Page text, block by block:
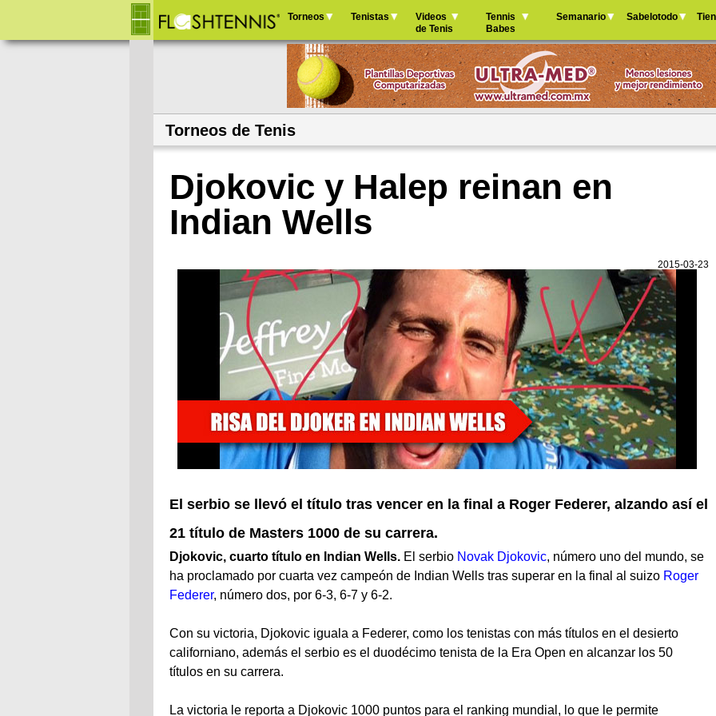
Jump to navigation
principal
Torneos Tenistas
Videos
de Tenis
Tennis
Babes
Semanario Sabelotodo
Torneos de Tenis
Djokovic y Halep reinan en
Indian Wells
2015-03-23
El serbio se llevó el título tras vencer en la final a Roger Federer, alzando así el
21 título de Masters 1000 de su carrera.
Djokovic, cuarto título en Indian Wells. El serbio Novak Djokovic, número uno del mundo, se
ha proclamado por cuarta vez campeón de Indian Wells tras superar en la final al suizo Roger
Federer, número dos, por 6-3, 6-7 y 6-2.
Con su victoria, Djokovic iguala a Federer, como los tenistas con más títulos en el desierto
californiano, además el serbio es el duodécimo tenista de la Era Open en alcanzar los 50
títulos en su carrera.
La victoria le reporta a Djokovic 1000 puntos para el ranking mundial, lo que le permite